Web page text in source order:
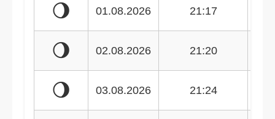
🌖 01.08.2026 21:17
🌖 02.08.2026 21:20
🌖 03.08.2026 21:24